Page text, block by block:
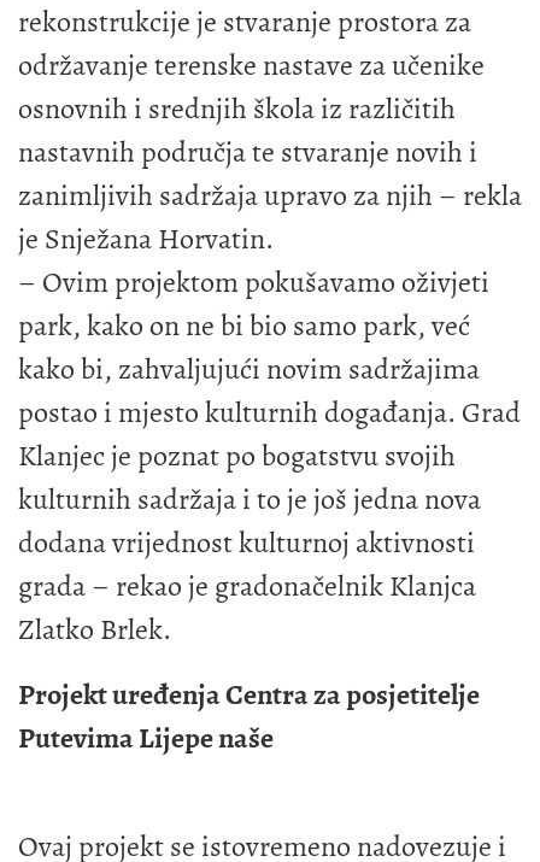
rekonstrukcije je stvaranje prostora za
održavanje terenske nastave za učenike
osnovnih i srednjih škola iz različitih
nastavnih područja te stvaranje novih i
zanimljivih sadržaja upravo za njih – rekla
je Snježana Horvatin.
– Ovim projektom pokušavamo oživjeti
park, kako on ne bi bio samo park, već
kako bi, zahvaljujući novim sadržajima
postao i mjesto kulturnih događanja. Grad
Klanjec je poznat po bogatstvu svojih
kulturnih sadržaja i to je još jedna nova
dodana vrijednost kulturnoj aktivnosti
grada – rekao je gradonačelnik Klanjca
Zlatko Brlek.
Projekt uređenja Centra za posjetitelje
Putevima Lijepe naše
Ovaj projekt se istovremeno nadovezuje i